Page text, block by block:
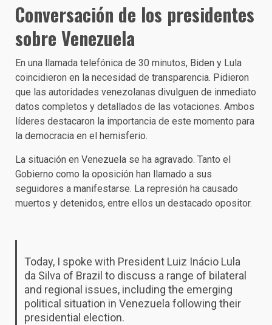
Conversación de los presidentes
sobre Venezuela
En una llamada telefónica de 30 minutos, Biden y Lula
coincidieron en la necesidad de transparencia. Pidieron
que las autoridades venezolanas divulguen de inmediato
datos completos y detallados de las votaciones. Ambos
líderes destacaron la importancia de este momento para
la democracia en el hemisferio.
La situación en Venezuela se ha agravado. Tanto el
Gobierno como la oposición han llamado a sus
seguidores a manifestarse. La represión ha causado
muertos y detenidos, entre ellos un destacado opositor.
Today, I spoke with President Luiz Inácio Lula
da Silva of Brazil to discuss a range of bilateral
and regional issues, including the emerging
political situation in Venezuela following their
presidential election.